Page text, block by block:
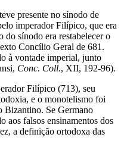
presente no sínodo de
imperador Filípico, que era
sínodo era restabelecer o
Concílio Geral de 681.
à vontade imperial, junto
Conc. Coll., XII, 192-96).
Filípico (713), seu
e o monotelismo foi
Bizantino. Se Germano
aos falsos ensinamentos dos
a definição ortodoxa das